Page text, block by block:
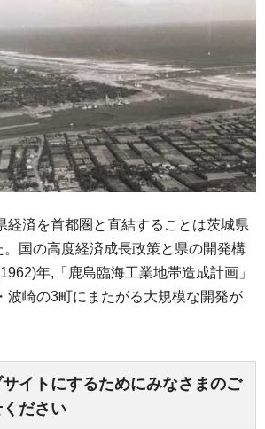
経済を首都圏と直結することは茨城県
国の高度経済成長政策と県の開発構
年,「鹿島臨海工業地帯造成計画」
波崎の3町にまたがる大規模な開発が
イトにするためにみなさまのご
ださい